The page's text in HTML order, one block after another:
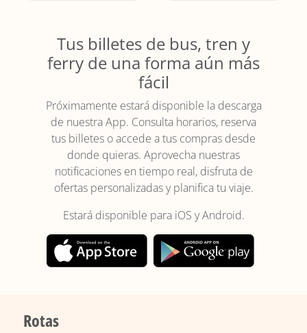
Tus billetes de bus, tren y
ferry de una forma aún más
fácil
Próximamente estará disponible la descarga
de nuestra App. Consulta horarios, reserva
tus billetes o accede a tus compras desde
donde quieras. Aprovecha nuestras
notificaciones en tiempo real, disfruta de
ofertas personalizadas y planifica tu viaje.
Estará disponible para iOS y Android.
Rotas